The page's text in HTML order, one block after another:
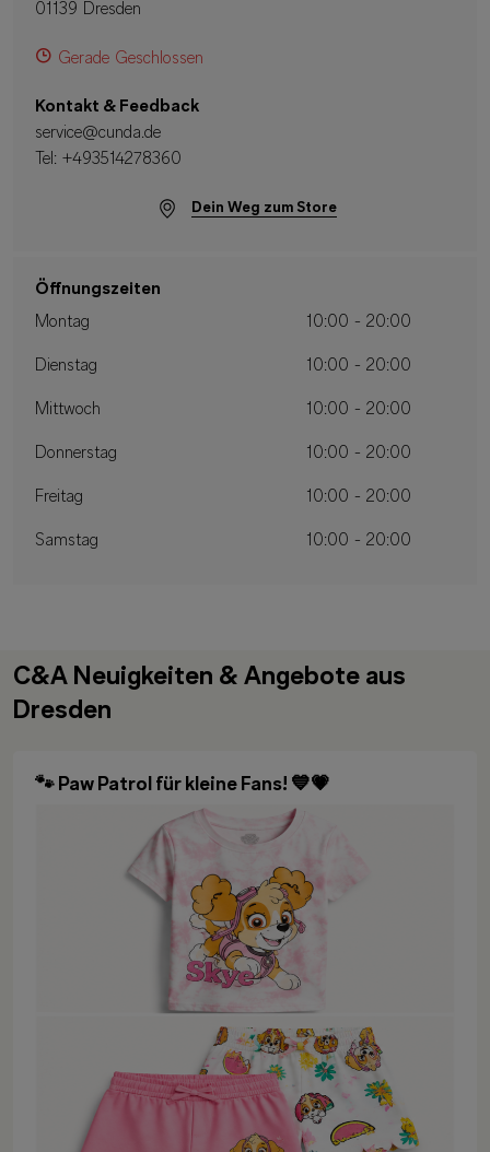
01139 Dresden
Gerade Geschlossen
Kontakt & Feedback
service@cunda.de
Tel: +493514278360
Dein Weg zum Store
Öffnungszeiten
Montag
10:00 - 20:00
Dienstag 10:00 - 20:00
Mittwoch 10:00 - 20:00
Donnerstag 10:00 - 20:00
Freitag 10:00 - 20:00
Samstag 10:00 - 20:00
C&A Neuigkeiten & Angebote aus
Dresden
🐾 Paw Patrol für kleine Fans! 💙💗